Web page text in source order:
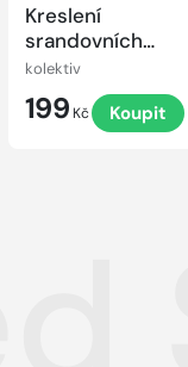
Kreslení
srandovních
zvířátek
kolektiv
199 Kč Koupit